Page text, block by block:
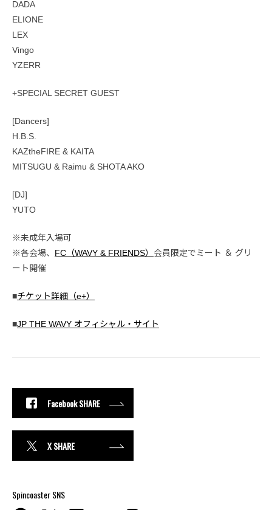
DADA
ELIONE
LEX
Vingo
YZERR
+SPECIAL SECRET GUEST
[Dancers]
H.B.S.
KAZtheFIRE & KAITA
MITSUGU & Raimu & SHOTA AKO
[DJ]
YUTO
※未成年入場可
※各会場、 FC（WAVY & FRIENDS） 会員限定でミート ＆ グリ
ート開催
■チケット詳細（e+）
■JP THE WAVY オフィシャル・サイト
Facebook SHARE
X SHARE
Spincoaster SNS